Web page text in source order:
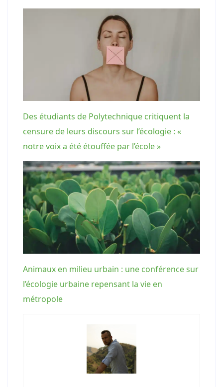
Des étudiants de Polytechnique critiquent la
censure de leurs discours sur l’écologie : «
notre voix a été étouffée par l’école »
Animaux en milieu urbain : une conférence sur
l’écologie urbaine repensant la vie en
métropole